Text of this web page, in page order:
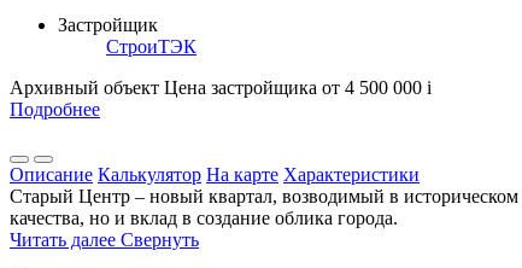
Застройщик
СтроиТЭК
Архивный объект Цена застройщика от 4 500 000 i
Подробнее
Описание Калькулятор На карте Характеристики
Старый Центр – новый квартал, возводимый в
качества, но и вклад в создание облика города.
Читать далее Свернуть